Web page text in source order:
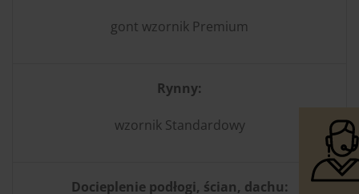
gont wzornik Premium
Rynny:
wzornik Standardowy
Docieplenie podłogi, ścian, dachu: